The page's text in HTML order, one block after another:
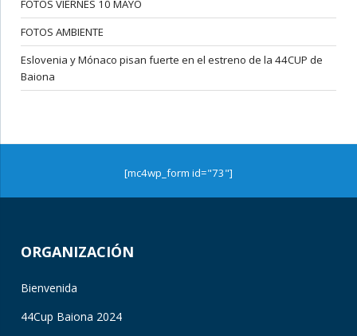
FOTOS VIERNES 10 MAYO
FOTOS AMBIENTE
Eslovenia y Mónaco pisan fuerte en el estreno de la 44CUP de
Baiona
[mc4wp_form id="73"]
ORGANIZACIÓN
Bienvenida
44Cup Baiona 2024